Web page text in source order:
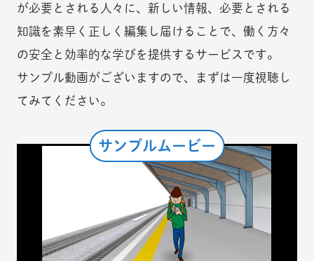
が必要とされる人々に、新しい情報、必要とされる
知識を素早く正しく編集し届けることで、働く方々
の安全と効率的な学びを提供するサービスです。
サンプル動画がございますので、まずは一度視聴し
てみてください。
サンプルムービー